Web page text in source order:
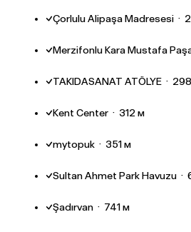
Çorlulu Alipaşa Madresesi ·
Merzifonlu Kara Mustafa
TAKIDASANAT ATÖLYE ·
Kent Center · 312 м
mytopuk · 351 м
Sultan Ahmet Park Havuzu ·
Şadırvan · 741 м